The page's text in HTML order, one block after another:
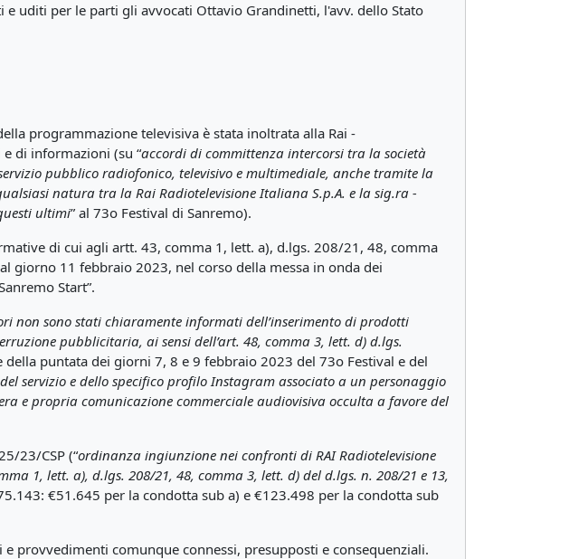
uditi per le parti gli avvocati Ottavio Grandinetti, l'avv. dello Stato
programmazione televisiva è stata inoltrata alla Rai -
di informazioni (su “accordi di committenza intercorsi tra la società
pubblico radiofonico, televisivo e multimediale, anche tramite la
natura tra la Rai Radiotelevisione Italiana S.p.A. e la sig.ra -
ultimi” al 73o Festival di Sanremo).
di cui agli artt. 43, comma 1, lett. a), d.lgs. 208/21, 48, comma
giorno 11 febbraio 2023, nel corso della messa in onda dei
Start”.
non sono stati chiaramente informati dell’inserimento di prodotti
pubblicitaria, ai sensi dell’art. 48, comma 3, lett. d) d.lgs.
puntata dei giorni 7, 8 e 9 febbraio 2023 del 73o Festival e del
servizio e dello specifico profilo Instagram associato a un personaggio
e propria comunicazione commerciale audiovisiva occulta a favore del
23/CSP (“ordinanza ingiunzione nei confronti di RAI Radiotelevisione
1, lett. a), d.lgs. 208/21, 48, comma 3, lett. d) del d.lgs. n. 208/21 e 13,
€51.645 per la condotta sub a) e €123.498 per la condotta sub
provvedimenti comunque connessi, presupposti e consequenziali.